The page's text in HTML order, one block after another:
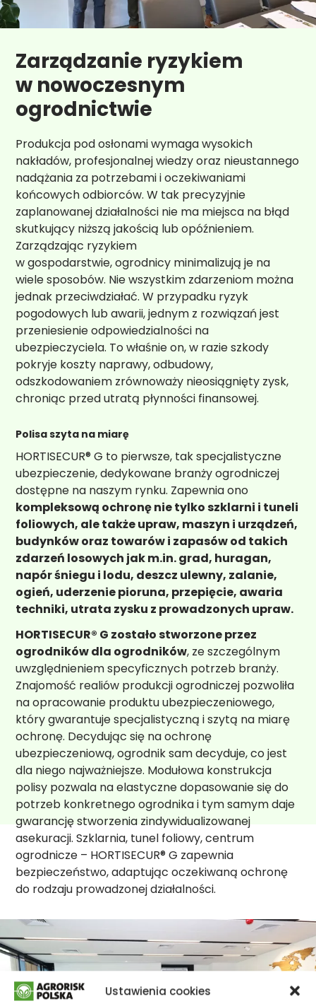
Ustawienia cookies
Zarządzanie ryzykiem
w nowoczesnym
ogrodnictwie
Produkcja pod osłonami wymaga wysokich
nakładów, profesjonalnej wiedzy oraz nieustannego
nadążania za potrzebami i oczekiwaniami
końcowych odbiorców. W tak precyzyjnie
zaplanowanej działalności nie ma miejsca na błąd
skutkujący niższą jakością lub opóźnieniem.
Zarządzając ryzykiem
w gospodarstwie, ogrodnicy minimalizują je na
wiele sposobów. Nie wszystkim zdarzeniom można
jednak przeciwdziałać. W przypadku ryzyk
pogodowych lub awarii, jednym z rozwiązań jest
przeniesienie odpowiedzialności na
ubezpieczyciela. To właśnie on, w razie szkody
pokryje koszty naprawy, odbudowy,
odszkodowaniem zrównoważy nieosiągnięty zysk,
chroniąc przed utratą płynności finansowej.
Polisa szyta na miarę
HORTISECUR® G to pierwsze, tak specjalistyczne
ubezpieczenie, dedykowane branży ogrodniczej
dostępne na naszym rynku. Zapewnia ono
kompleksową ochronę nie tylko szklarni i tuneli
foliowych, ale także upraw, maszyn i urządzeń,
budynków oraz towarów i zapasów od takich
zdarzeń losowych jak m.in. grad, huragan,
napór śniegu i lodu, deszcz ulewny, zalanie,
ogień, uderzenie pioruna, przepięcie, awaria
techniki, utrata zysku z prowadzonych upraw.
HORTISECUR® G zostało stworzone przez
ogrodników dla ogrodników, ze szczególnym
uwzględnieniem specyficznych potrzeb branży.
Znajomość realiów produkcji ogrodniczej pozwoliła
na opracowanie produktu ubezpieczeniowego,
który gwarantuje specjalistyczną i szytą na miarę
ochronę. Decydując się na ochronę
ubezpieczeniową, ogrodnik sam decyduje, co jest
dla niego najważniejsze. Modułowa konstrukcja
polisy pozwala na elastyczne dopasowanie się do
potrzeb konkretnego ogrodnika i tym samym daje
gwarancję stworzenia zindywidualizowanej
asekuracji. Szklarnia, tunel foliowy, centrum
ogrodnicze – HORTISECUR® G zapewnia
bezpieczeństwo, adaptując oczekiwaną ochronę
do rodzaju prowadzonej działalności.